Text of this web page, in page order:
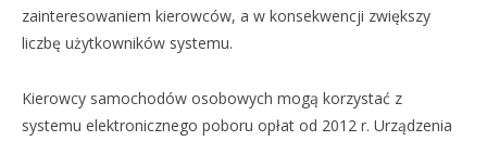
zainteresowaniem kierowców, a w konsekwencji zwiększy
liczbę użytkowników systemu.
Kierowcy samochodów osobowych mogą korzystać z
systemu elektronicznego poboru opłat od 2012 r. Urządzenia